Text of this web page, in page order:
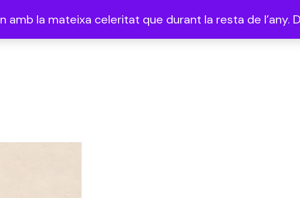
amb la mateixa celeritat que durant la resta de l’any.